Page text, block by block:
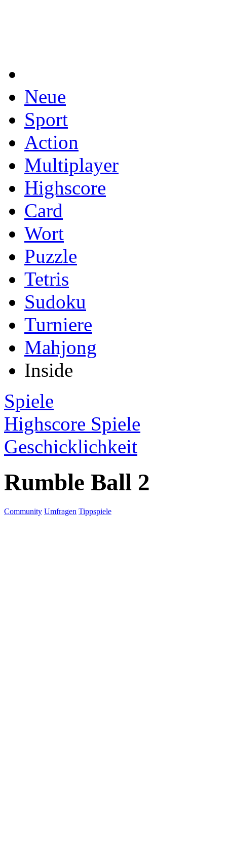
Neue
Sport
Action
Multiplayer
Highscore
Card
Wort
Puzzle
Tetris
Sudoku
Turniere
Mahjong
Inside
Spiele
Highscore Spiele
Geschicklichkeit
Rumble Ball 2
Community Umfragen Tippspiele